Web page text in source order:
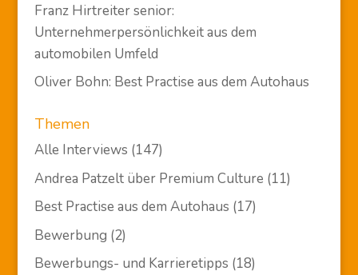
Franz Hirtreiter senior:
Unternehmerpersönlichkeit aus dem
automobilen Umfeld
Oliver Bohn: Best Practise aus dem Autohaus
Themen
Alle Interviews (147)
Andrea Patzelt über Premium Culture (11)
Best Practise aus dem Autohaus (17)
Bewerbung (2)
Bewerbungs- und Karrieretipps (18)